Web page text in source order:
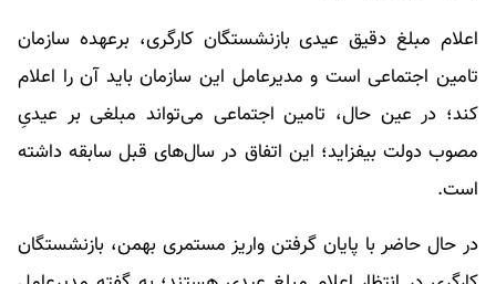
اعلام مبلغ دقیق عیدی بازنشستگان کارگری، برعهده سازمان
تامین اجتماعی‌ است و مدیرعامل این سازمان باید آن را اعلام
کند؛ در عین حال، تامین اجتماعی می‌تواند مبلغی بر عیدیِ
مصوب دولت بیفزاید؛ این اتفاق در سال‌های قبل سابقه داشته
است.
در حال حاضر با پایان گرفتن واریز مستمری بهمن، بازنشستگان